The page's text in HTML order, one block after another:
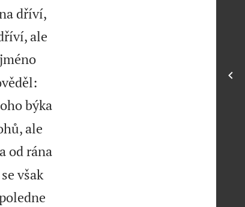
dříví,
ale
býka
ale
od rána
však